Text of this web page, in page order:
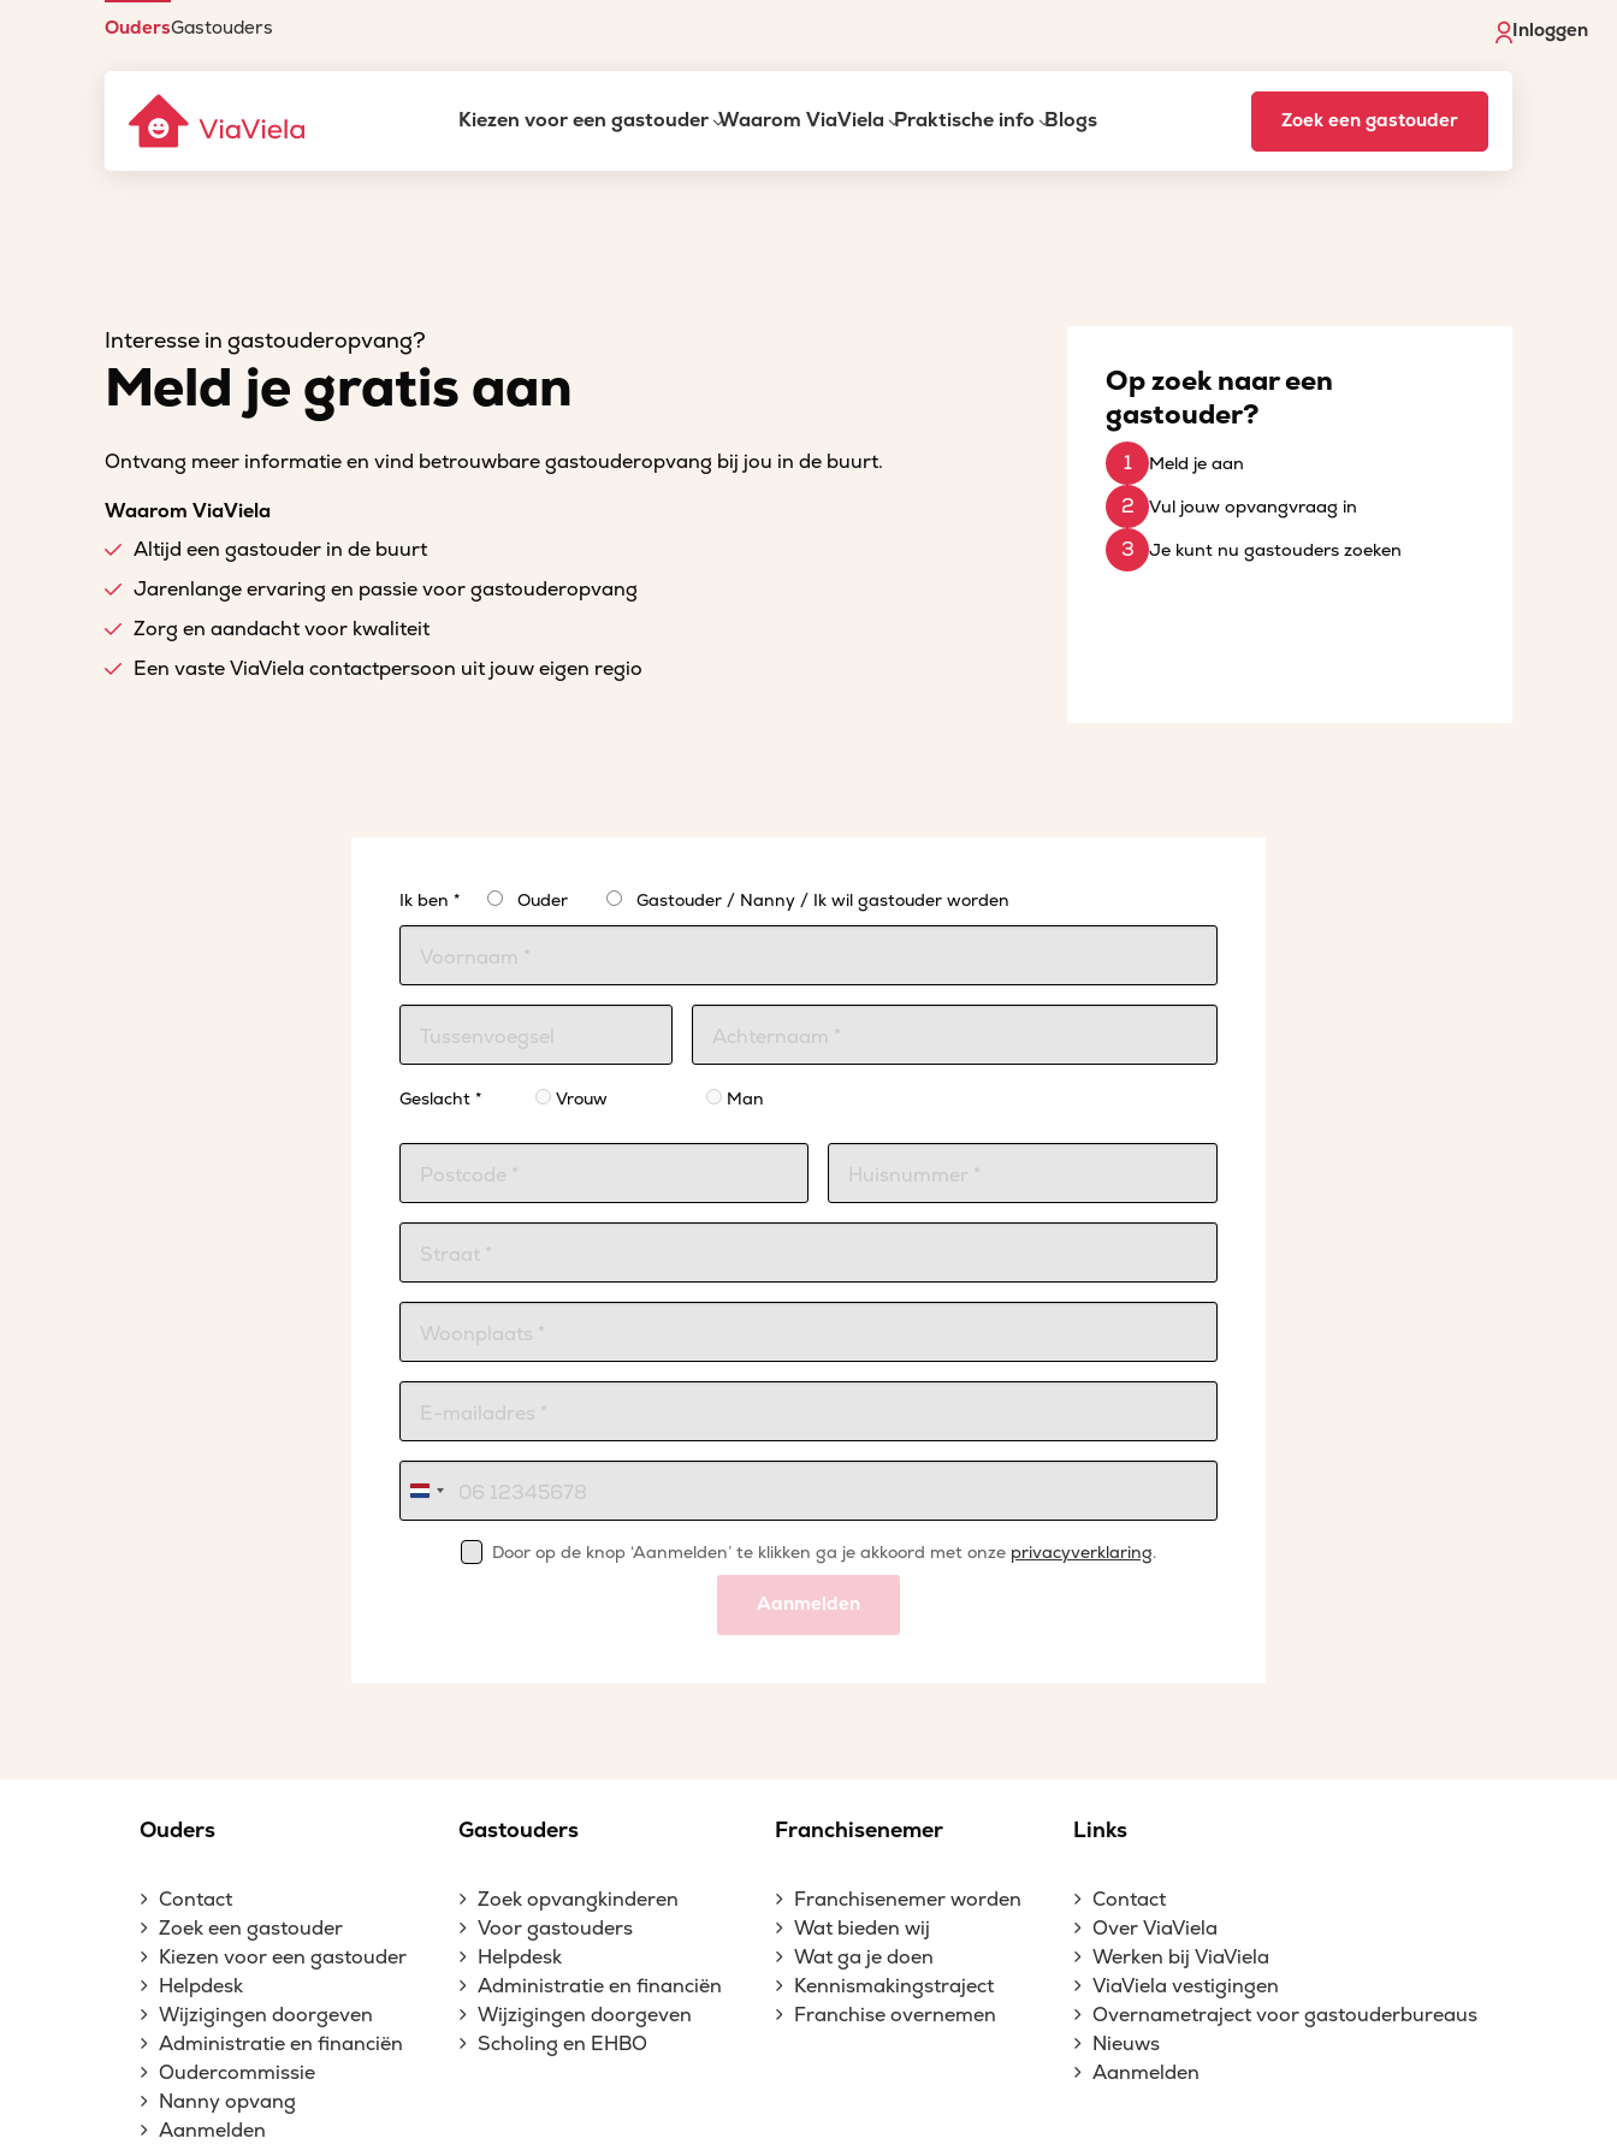
OudersGastouders Inloggen
Kiezen voor een gastouder Waarom ViaViela Praktische info Blogs Zoek een gastouder
Interesse in gastouderopvang?
Meld je gratis aan
Ontvang meer informatie en vind betrouwbare gastouderopvang bij jou in de buurt.
Waarom ViaViela
Altijd een gastouder in de buurt
Jarenlange ervaring en passie voor gastouderopvang
Zorg en aandacht voor kwaliteit
Een vaste ViaViela contactpersoon uit jouw eigen regio
Op zoek naar een
gastouder?
Meld je aan
Vul jouw opvangvraag in
Je kunt nu gastouders zoeken
Ik ben * Ouder Gastouder / Nanny / Ik wil gastouder worden
Geslacht * Vrouw Man
Nederland
+31
Door op de knop ‘Aanmelden’ te klikken ga je akkoord met onze privacyverklaring.
Aanmelden
Ouders
Contact
Zoek een gastouder
Kiezen voor een gastouder
Helpdesk
Wijzigingen doorgeven
Administratie en financiën
Oudercommissie
Nanny opvang
Aanmelden
Gastouders
Zoek opvangkinderen
Voor gastouders
Helpdesk
Administratie en financiën
Wijzigingen doorgeven
Scholing en EHBO
Franchisenemer
Franchisenemer worden
Wat bieden wij
Wat ga je doen
Kennismakingstraject
Franchise overnemen
Links
Contact
Over ViaViela
Werken bij ViaViela
ViaViela vestigingen
Overnametraject voor gastouderbureaus
Nieuws
Aanmelden